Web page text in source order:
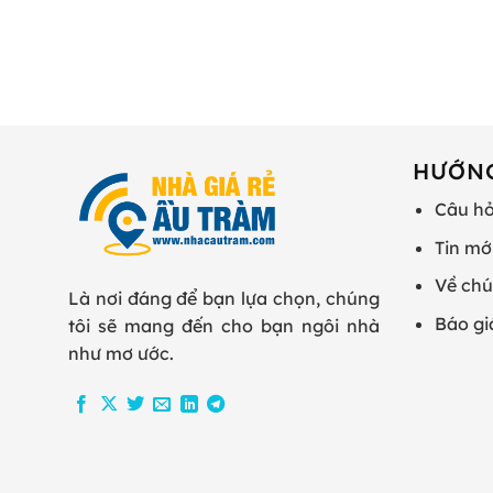
Là nơi đáng để bạn lựa chọn, chúng
tôi sẽ mang đến cho bạn ngôi nhà
như mơ ước.
Câu
Tin
Về
Báo